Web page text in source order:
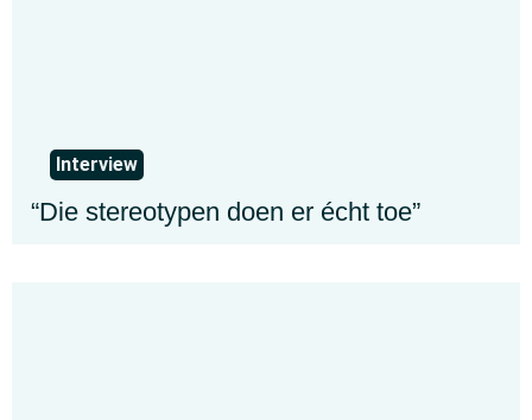
Interview
“Die stereotypen doen er écht toe”